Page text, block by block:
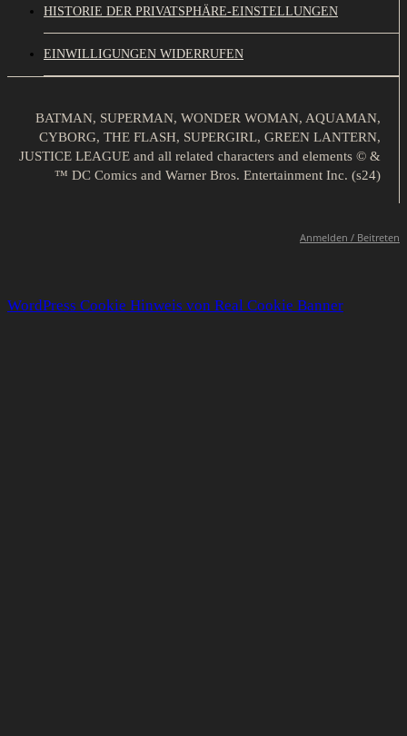
HISTORIE DER PRIVATSPHÄRE-EINSTELLUNGEN
EINWILLIGUNGEN WIDERRUFEN
BATMAN, SUPERMAN, WONDER WOMAN, AQUAMAN,
CYBORG, THE FLASH, SUPERGIRL, GREEN LANTERN,
JUSTICE LEAGUE and all related characters and elements © &
™ DC Comics and Warner Bros. Entertainment Inc. (s24)
Anmelden / Beitreten
WordPress Cookie Hinweis von Real Cookie Banner